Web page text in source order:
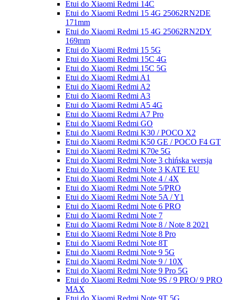
Etui do Xiaomi Redmi 14C
Etui do Xiaomi Redmi 15 4G 25062RN2DE
171mm
Etui do Xiaomi Redmi 15 4G 25062RN2DY
169mm
Etui do Xiaomi Redmi 15 5G
Etui do Xiaomi Redmi 15C 4G
Etui do Xiaomi Redmi 15C 5G
Etui do Xiaomi Redmi A1
Etui do Xiaomi Redmi A2
Etui do Xiaomi Redmi A3
Etui do Xiaomi Redmi A5 4G
Etui do Xiaomi Redmi A7 Pro
Etui do Xiaomi Redmi GO
Etui do Xiaomi Redmi K30 / POCO X2
Etui do Xiaomi Redmi K50 GE / POCO F4 GT
Etui do Xiaomi Redmi K70e 5G
Etui do Xiaomi Redmi Note 3 chińska wersja
Etui do Xiaomi Redmi Note 3 KATE EU
Etui do Xiaomi Redmi Note 4 / 4X
Etui do Xiaomi Redmi Note 5/PRO
Etui do Xiaomi Redmi Note 5A / Y1
Etui do Xiaomi Redmi Note 6 PRO
Etui do Xiaomi Redmi Note 7
Etui do Xiaomi Redmi Note 8 / Note 8 2021
Etui do Xiaomi Redmi Note 8 Pro
Etui do Xiaomi Redmi Note 8T
Etui do Xiaomi Redmi Note 9 5G
Etui do Xiaomi Redmi Note 9 / 10X
Etui do Xiaomi Redmi Note 9 Pro 5G
Etui do Xiaomi Redmi Note 9S / 9 PRO/ 9 PRO
MAX
Etui do Xiaomi Redmi Note 9T 5G